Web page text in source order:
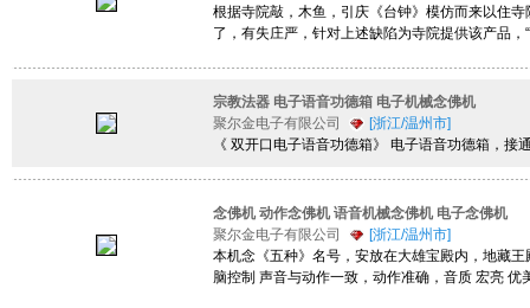
根据寺院敲，木鱼，引庆《台钟》模仿而来以住
了，有失庄严，针对上述缺陷为寺院提供该产品
宗教法器 电子语音功德箱 电子机械念佛机
聚尔金电子有限公司
[浙江/温州市]
《 双开口电子语音功德箱》 电子语音功德箱，
念佛机 动作念佛机 语音机械念佛机 电子念佛机
聚尔金电子有限公司
[浙江/温州市]
本机念《五种》名号，安放在大雄宝殿内，地藏
脑控制 声音与动作一致，动作准确，音质 宏亮 优